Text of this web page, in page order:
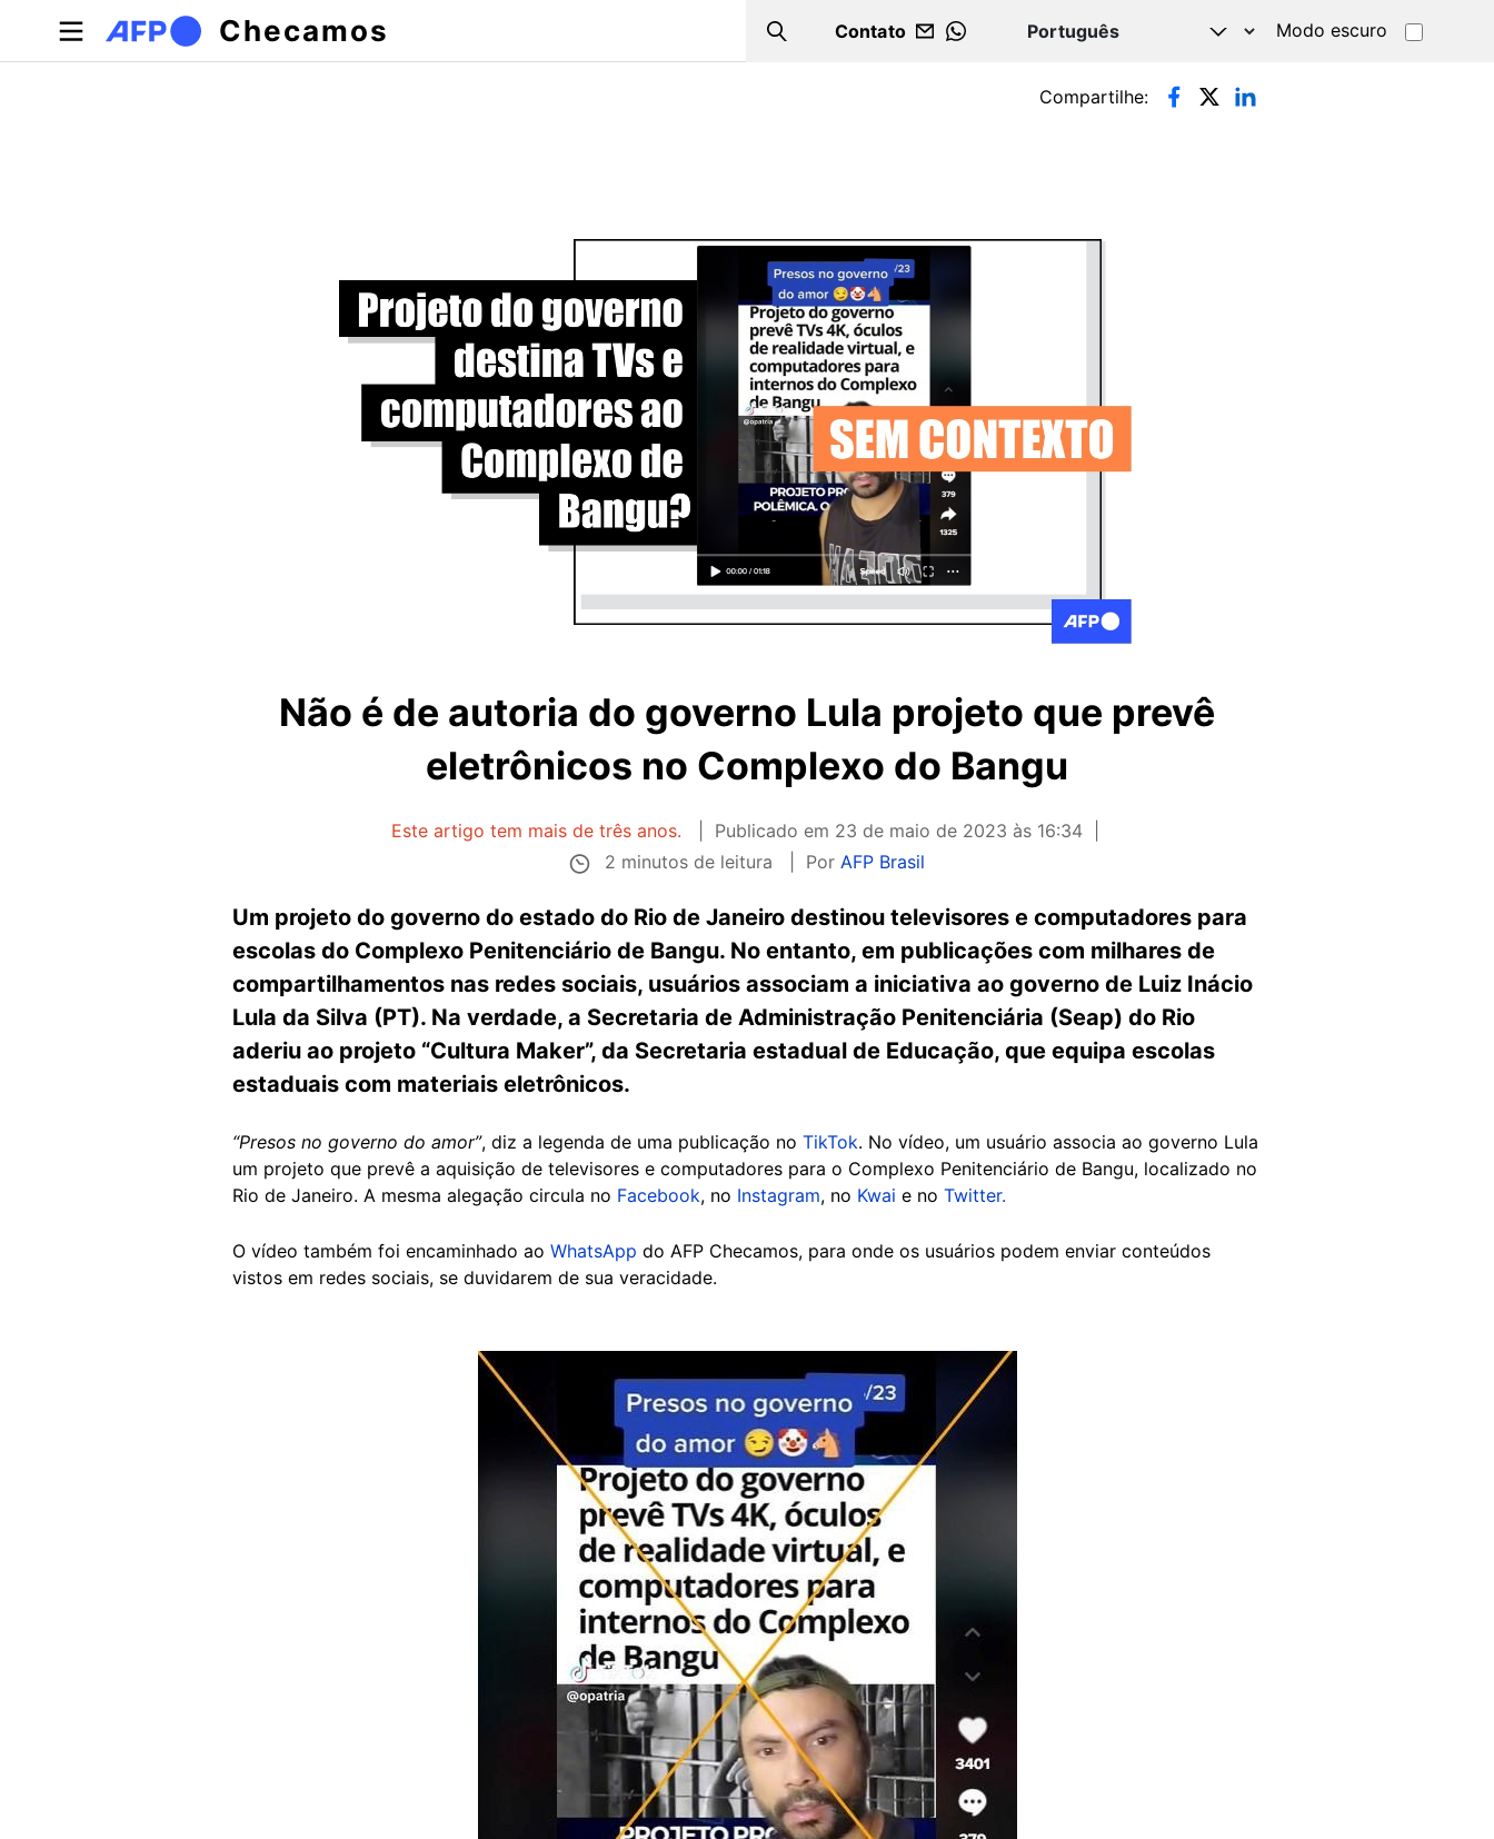
Pular para o conteúdo principal
Checamos Search
Contato
WHATSAPP
Modo escuro
Abas primárias Compartilhe:
Não é de autoria do governo Lula projeto que prevê
eletrônicos no Complexo do Bangu
Este artigo tem mais de três anos. Publicado em 23 de maio de 2023 às 16:34
2 minutos de leitura
Por AFP Brasil
Um projeto do governo do estado do Rio de Janeiro destinou televisores e computadores para
escolas do Complexo Penitenciário de Bangu. No entanto, em publicações com milhares de
compartilhamentos nas redes sociais, usuários associam a iniciativa ao governo de Luiz Inácio
Lula da Silva (PT). Na verdade, a Secretaria de Administração Penitenciária (Seap) do Rio
aderiu ao projeto “Cultura Maker”, da Secretaria estadual de Educação, que equipa escolas
estaduais com materiais eletrônicos.
“Presos no governo do amor”, diz a legenda de uma publicação no TikTok. No vídeo, um usuário associa ao governo Lula
um projeto que prevê a aquisição de televisores e computadores para o Complexo Penitenciário de Bangu, localizado no
Rio de Janeiro. A mesma alegação circula no Facebook, no Instagram, no Kwai e no Twitter.
O vídeo também foi encaminhado ao WhatsApp do AFP Checamos, para onde os usuários podem enviar conteúdos
vistos em redes sociais, se duvidarem de sua veracidade.